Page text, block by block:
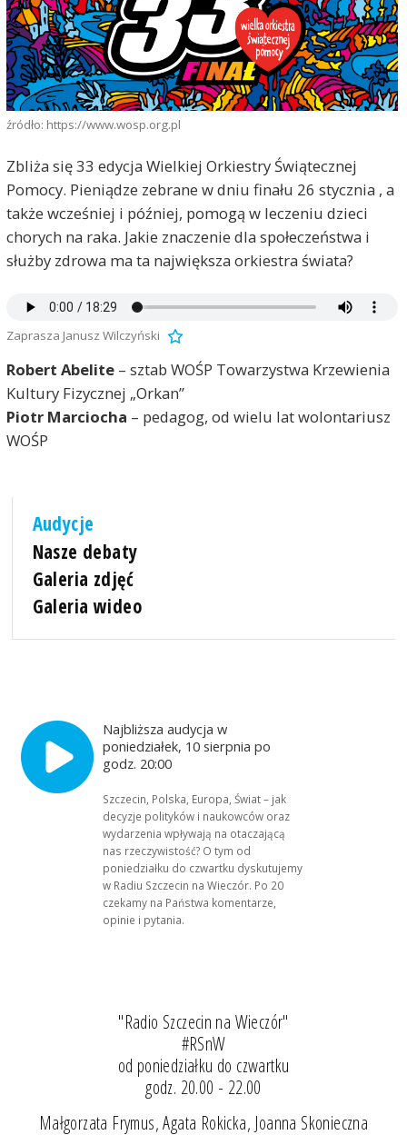
źródło: https://www.wosp.org.pl
Zbliża się 33 edycja Wielkiej Orkiestry Świątecznej
Pomocy. Pieniądze zebrane w dniu finału 26 stycznia , a
także wcześniej i później, pomogą w leczeniu dzieci
chorych na raka. Jakie znaczenie dla społeczeństwa i
służby zdrowa ma ta największa orkiestra świata?
Zaprasza Janusz Wilczyński
Robert Abelite– sztab WOŚP Towarzystwa Krzewienia
Kultury Fizycznej „Orkan”
Piotr Marciocha – pedagog, od wielu lat wolontariusz
WOŚP
Audycje
Nasze debaty
Galeria zdjęć
Galeria wideo
Najbliższa audycja w
poniedziałek, 10 sierpnia po
godz. 20:00
Szczecin, Polska, Europa, Świat – jak
decyzje polityków i naukowców oraz
wydarzenia wpływają na otaczającą
nas rzeczywistość? O tym od
poniedziałku do czwartku dyskutujemy
w Radiu Szczecin na Wieczór. Po 20
czekamy na Państwa komentarze,
opinie i pytania.
"Radio Szczecin na Wieczór"
#RSnW
od poniedziałku do czwartku
godz. 20.00 - 22.00
Małgorzata Frymus, Agata Rokicka, Joanna Skonieczna